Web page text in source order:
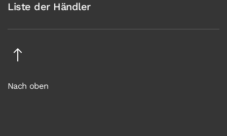
Liste der Händler
Nach oben